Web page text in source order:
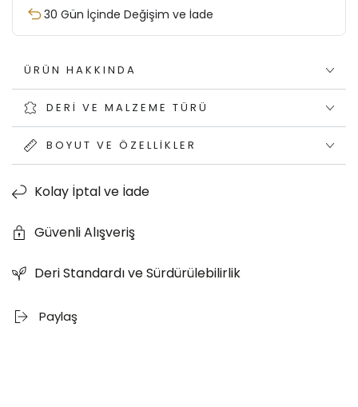
30 Gün İçinde Değişim ve İade
ÜRÜN HAKKINDA
DERI VE MALZEME TÜRÜ
BOYUT VE ÖZELLIKLER
Kolay İptal ve İade
Güvenli Alışveriş
Deri Standardı ve Sürdürülebilirlik
Paylaş